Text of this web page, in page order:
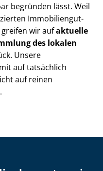
begründen lässt. Weil
Im­mo­bi­li­en­gut­
wir aufaktuelle
des lokalen
Unsere
auf tatsächlich
auf reinen